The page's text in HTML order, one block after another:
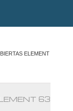
ELEMENT
63